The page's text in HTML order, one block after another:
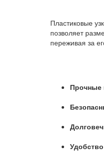
Пластиковые
позволяет
переживая за
Прочные